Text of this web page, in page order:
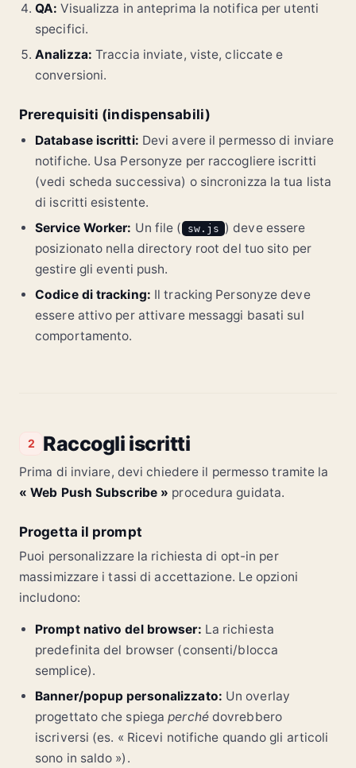
QA: Visualizza in anteprima la notifica per utenti
specifici.
Analizza: Traccia inviate, viste, cliccate e
conversioni.
Prerequisiti (indispensabili)
Database iscritti: Devi avere il permesso di inviare
notifiche. Usa Personyze per raccogliere iscritti
(vedi scheda successiva) o sincronizza la tua lista
di iscritti esistente.
Service Worker: Un file ( sw.js ) deve essere
posizionato nella directory root del tuo sito per
gestire gli eventi push.
Codice di tracking: Il tracking Personyze deve
essere attivo per attivare messaggi basati sul
comportamento.
2 Raccogli iscritti
Prima di inviare, devi chiedere il permesso tramite la
« Web Push Subscribe » procedura guidata.
Progetta il prompt
Puoi personalizzare la richiesta di opt-in per
massimizzare i tassi di accettazione. Le opzioni
includono:
Prompt nativo del browser: La richiesta
predefinita del browser (consenti/blocca
semplice).
Banner/popup personalizzato: Un overlay
progettato che spiegaperchédovrebbero
iscriversi (es. « Ricevi notifiche quando gli articoli
sono in saldo »).